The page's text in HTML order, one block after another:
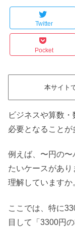
Twitter
Pocket
本サイト
ビジネスや算数
必要となることが
例えば、〜円の〜
たいケースがあ
理解していますか
ここでは、特に
目して「3300円